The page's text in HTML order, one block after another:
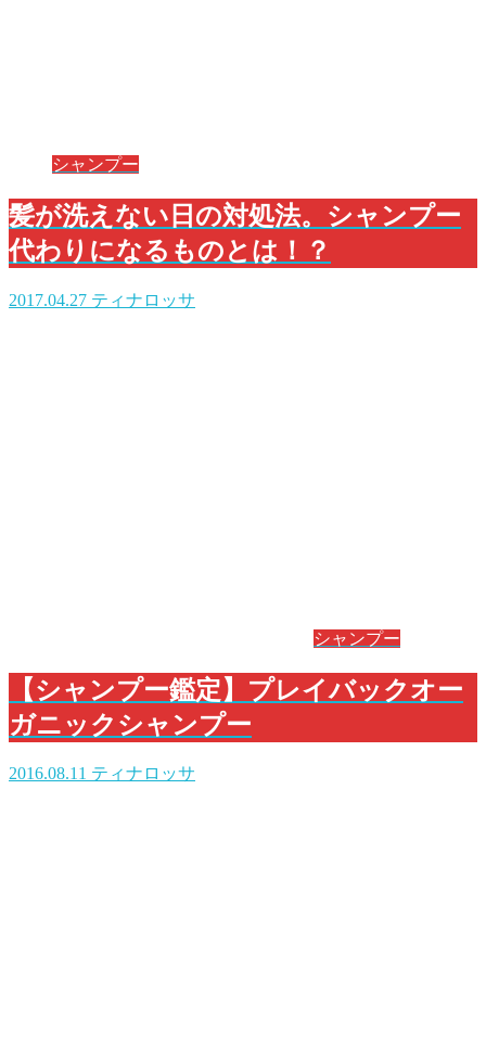
シャンプー
髪が洗えない日の対処法。シャンプー
代わりになるものとは！？
2017.04.27 ティナロッサ
シャンプー
【シャンプー鑑定】プレイバックオー
ガニックシャンプー
2016.08.11 ティナロッサ